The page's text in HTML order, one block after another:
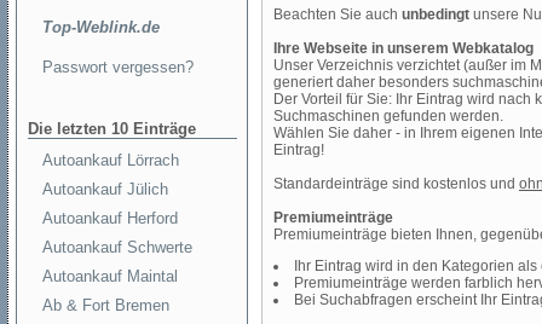
Top-Weblink.de
Passwort vergessen?
Die letzten 10 Einträge
Autoankauf Lörrach
Autoankauf Jülich
Autoankauf Herford
Autoankauf Schwerte
Autoankauf Maintal
Ab & Fort Bremen
Beachten Sie auch unbedingt unsere
Ihre Webseite in unserem Webkatalog
Unser Verzeichnis verzichtet (außer im
generiert daher besonders
Der Vorteil für Sie: Ihr Eintrag wird
Suchmaschinen gefunden werden.
Wählen Sie daher - in Ihrem eigenen
Eintrag!
Standardeinträge sind kostenlos und
Premiumeinträge
Premiumeinträge bieten Ihnen,
Ihr Eintrag wird in den Kategorien
Premiumeinträge werden farblich
Bei Suchabfragen erscheint Ihr